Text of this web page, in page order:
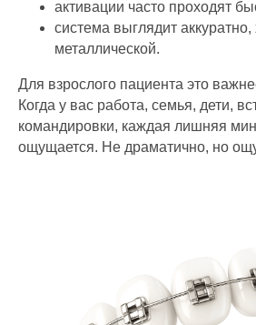
активации часто проходят
система выглядит аккуратно,
металлической.
Для взрослого пациента это
Когда у вас работа, семья, дети,
командировки, каждая лишняя
ощущается. Не драматично, но